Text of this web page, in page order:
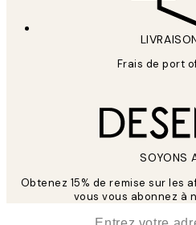
Frais de port
SOYONS
Obtenez 15% de remise sur les
vous vous abonnez à